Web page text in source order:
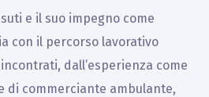
e il suo impegno come
con il percorso lavorativo
dall’esperienza come
di commerciante ambulante,